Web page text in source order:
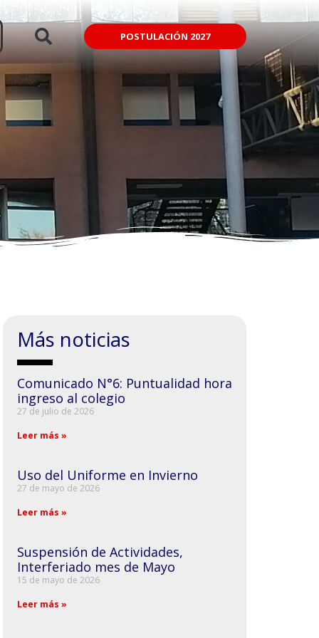
POSTULACIÓN 2027
Más noticias
Comunicado N°6: Puntualidad hora
ingreso al colegio
27 de julio de 2026
Leer más »
Uso del Uniforme en Invierno
27 de mayo de 2026
Leer más »
Suspensión de Actividades,
Interferiado mes de Mayo
15 de mayo de 2026
Leer más »